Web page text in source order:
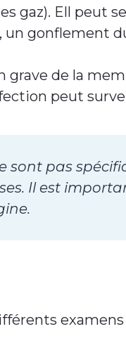
gaz). Ell peut
gonflement
grave de la
peut
sont pas
Il est
examens